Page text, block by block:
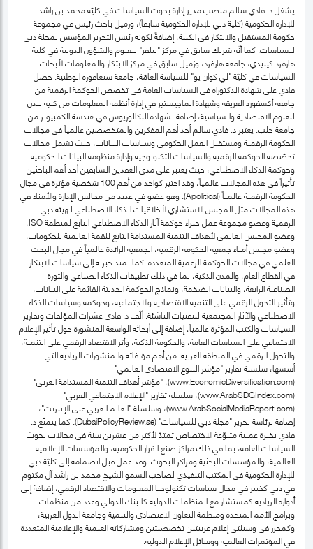
يشغل د. فادي سالم منصب مدير إدارة بحوث السياسات في كليّة محمد بن راشد
للإدارة الحكومية (كلية دبي للإدارة الحكومية سابقاً)، وزميل باحث رئيس في مجموعة
حكومة المستقبل والابتكار في الكلية، إضافةً لكونه رئيس التحرير المؤسس لمجلة دبي
للسياسات. كما أنّه شريك سابق في مركز "بيلفر" للعلوم والشؤون الدولية في كلية
هارفرد كينيدي، جامعة هارفرد، وزميل سابق في مركز الابتكار والمعلومات لأبحاث
السياسات في كليّة "لي كوان يو" للسياسة العامّة، جامعة سنغافورة الوطنية. حصل
فادي على شهادة الدكتوراه في السياسات العامة في تخصص الحوكمة الرقمية من
جامعة أكسفورد العريقة وشهادة الماجيستير في إدارة أنظمة المعلومات من كلية لندن
للعلوم الاقتصادية والسياسية، إضافة لشهادة البكالوريوس في هندسة الكمبيوتر من
جامعة حلب. يعتبر د. فادي سالم أحد أهم المفكرين والمتخصصين عالمياً في مجالات
الحكومة الرقمية ومستقبل العمل الحكومي وسياسات البيانات، حيث تشمل مجالات
تخصّصه الحوكمة الرقمية والسياسات التكنولوجية وإدارة منظومة البيانات الحكومية
وحوكمة الذكاء الاصطناعي، حيث يعتبر على مدى العقدين السابقين أحد أهم الباحثين
تأثيراً في هذه المجالات عالمياً، وقد اختير كواحد من أهم 100 شخصية مؤثرة في مجال
الحكومة الرقمية عالمياً (Apolitical). وهو عضو في عديد من مجالس الإدارة والأمناء في
هذه المجالات مثل المجلس الاستشاري لأخلاقيات الذكاء الاصطناعي لـهيئة دبي
الرقمية وعضو مجموعة عمل خبراء حوكمة آثار الذكاء الاصطناعي التابع لمنظمة ISO،
وعضو المجلس العالمي لأهداف التنمية المستدامة التابع للقمة العالمية للحكومات،
وعضو مجلس أمناء جمعية الحكومة الرقمية، الجمعية الرائدة عالمياً في مجال البحث
العلمي في مجالات الحوكمة الرقمية المتعددة. كما تمتد خبرته إلى سياسات الابتكار
في القطاع العام، والمدن الذكية، بما في ذلك تطبيقات الذكاء الصناعي والثورة
الصناعية الرابعة، والبيانات الضخمة، ونماذج الحوكمة الحديثة القائمة على البيانات،
وتأثير التحول الرقمي على التنمية الاقتصادية والاجتماعية، وحوكمة وسياسات الذكاء
الاصطناعي والآثار المجتمعية للتقنيات الناشئة. ألّف د. فادي عشرات المؤلفات وتقارير
السياسات والكتب المؤثرة عالمياً، إضافة إلى أبحاثه الواسعة المنشورة حول تأثير الإعلام
الاجتماعي على السياسات العامة، والحكومة الذكية، وأثر الاقتصاد الرقمي على التنمية،
والتحول الرقمي في المنطقة العربية. من أهم مؤلفاته والمنشورات الريادية التي
أسسها، سلسلة تقارير "مؤشر التنوع الاقتصادي العالمي"
(www.EconomicDiversification.com)، "مؤشر أهداف التنمية المستدامة العربي"
(www.ArabSDGIndex.com)، سلسلة تقارير "الإعلام الاجتماعي العربي"
(www.ArabSocialMediaReport.com)، وسلسلة "العالم العربي على الإنترنت"،
إضافة لرئاسة تحرير "مجلة دبي للسياسات" (DubaiPolicyReview.ae). كما يتمتّع د.
فادي بخبرة عملية متنوّعة الاختصاص تمتدّ لأكثر من عشرين سنة في مجالات بحوث
السياسات العامة، بما في ذلك مراكز صنع القرار الحكومية، والمؤسسات الإعلامية
العالمية، والمؤسسات البحثية ومراكز البحوث. وقد عمل قبل انضمامه إلى كليّة دبي
للإدارة الحكومية في المكتب التنفيذي لصاحب السمو الشيخ محمد بن راشد آل مكتوم
في دبي كخبير في مجال سياسات تكنولوجيا المعلومات والاقتصاد الرقمي، إضافة إلى
أدواره الريادية كمستشار مع المنظمات الدولية كالبنك الدولي وعدد من منظمات
وبرامج الأمم المتحدة ومنظمة التعاون الاقتصادي والتنمية وجامعة الدول العربية،
وكمحرر في وسيلتي إعلام عربيتَين تخصصيتين ومشاركاته العلمية والإعلامية المتعددة
في المؤتمرات العالمية ووسائل الإعلام الدولية.